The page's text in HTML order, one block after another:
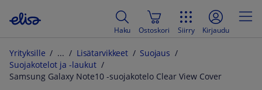
Haku Ostoskori Siirry Kirjaudu
Yrityksille Lisätarvikkeet
Suojaus
Suojakotelot ja -laukut
Samsung Galaxy Note10 -suojakotelo Clear View Cover